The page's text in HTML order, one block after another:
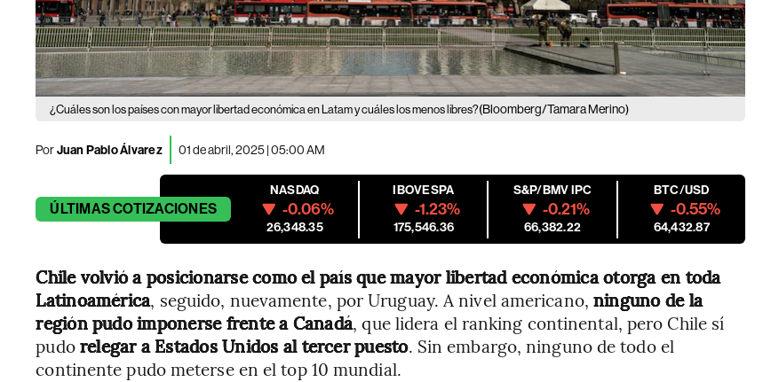
¿Cuáles son los países con mayor libertad económica en Latam y cuáles los menos libres?(Bloomberg/Tamara Merino)
PorJuan Pablo Álvarez 01 de abril, 2025 | 05:00 AM
ÚLTIMASCOTIZACIONES
NASDAQ
-0.06%
26,348.35
IBOVESPA
-1.23%
175,546.36
S&P/BMV IPC
-0.21%
66,382.22
BTC/USD
-0.55%
64,432.87
Chile volvió a posicionarse como el país que mayor libertad económica otorga en toda
Latinoamérica, seguido, nuevamente, por Uruguay. A nivel americano, ninguno de la
región pudo imponerse frente a Canadá, que lidera el ranking continental, pero Chile sí
pudorelegar a Estados Unidos al tercer puesto. Sin embargo, ninguno de todo el
continente pudo meterse en el top 10 mundial.